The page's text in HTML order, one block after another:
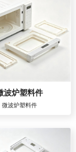
波炉塑料件
微波炉塑料件